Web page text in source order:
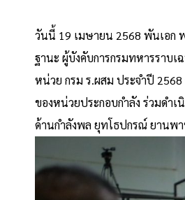
วันนี้ 19 เมษายน 2568 พันเอก
ฐานะ ผู้บังคับการกรมทหารราบ
หน่วย กรม ร.ผสม ประจำปี
ของหน่วยประกอบกำลัง ร่วมดำ
ด้านกำลังพล ยุทโธปกรณ์ ยานพ